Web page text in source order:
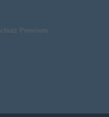
Premium